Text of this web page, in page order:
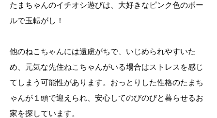
たまちゃんのイチオシ遊びは、大好きなピンク色のボー
ルで玉転がし！
他のねこちゃんには遠慮がちで、いじめられやすいた
め、元気な先住ねこちゃんがいる場合はストレスを感じ
てしまう可能性があります。おっとりした性格のたまち
ゃんが１頭で迎えられ、安心してのびのびと暮らせるお
家を探しています。